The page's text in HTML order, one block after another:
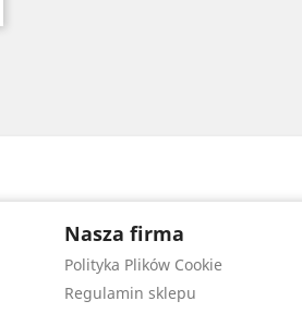
Nasza firma
Polityka Plików Cookie
Regulamin sklepu